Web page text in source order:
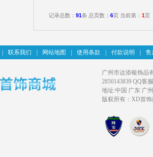
记录总数： 91条 总页数： 6页 当前第： 1页
联系我们 网站地图 使用条款 付款说明 售
广州市达添银饰品
2850143839 QQ客
地址:中国 广东 广
版权所有：XD首